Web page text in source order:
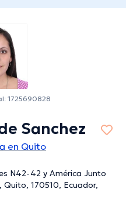
1725690828
Sanchez
en Quito
N42-42 y América Junto
170510, Ecuador,